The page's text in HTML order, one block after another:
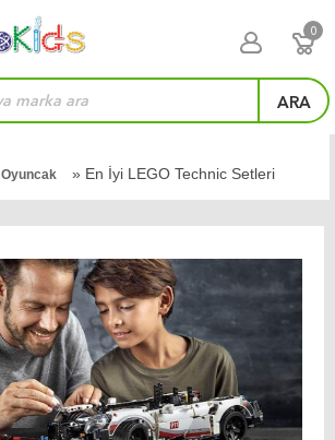
ARA
0
» En İyi LEGO Technic Setleri